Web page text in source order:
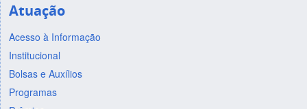
Atuação
Acesso à Informação
Institucional
Bolsas e Auxílios
Programas